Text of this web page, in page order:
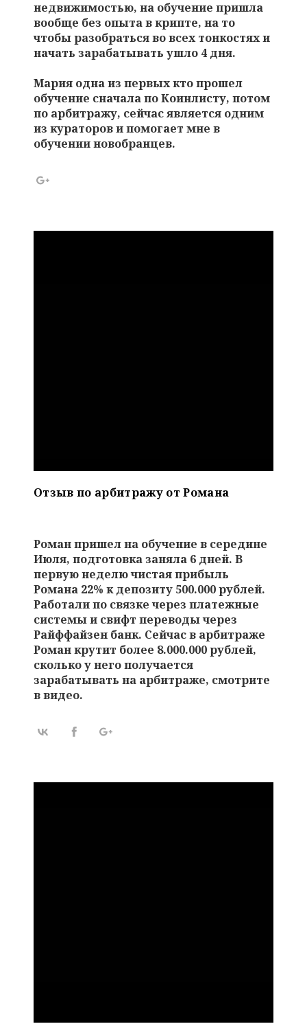
недвижимостью, на обучение пришла
вообще без опыта в крипте, на то
чтобы разобраться во всех тонкостях и
начать зарабатывать ушло 4 дня.
Мария одна из первых кто прошел
обучение сначала по Коинлисту, потом
по арбитражу, сейчас является одним
из кураторов и помогает мне в
обучении новобранцев.
Отзыв по арбитражу от Романа
Роман пришел на обучение в середине
Июля, подготовка заняла 6 дней. В
первую неделю чистая прибыль
Романа 22% к депозиту 500.000 рублей.
Работали по связке через платежные
системы и свифт переводы через
Райффайзен банк. Сейчас в арбитраже
Роман крутит более 8.000.000 рублей,
сколько у него получается
зарабатывать на арбитраже, смотрите
в видео.